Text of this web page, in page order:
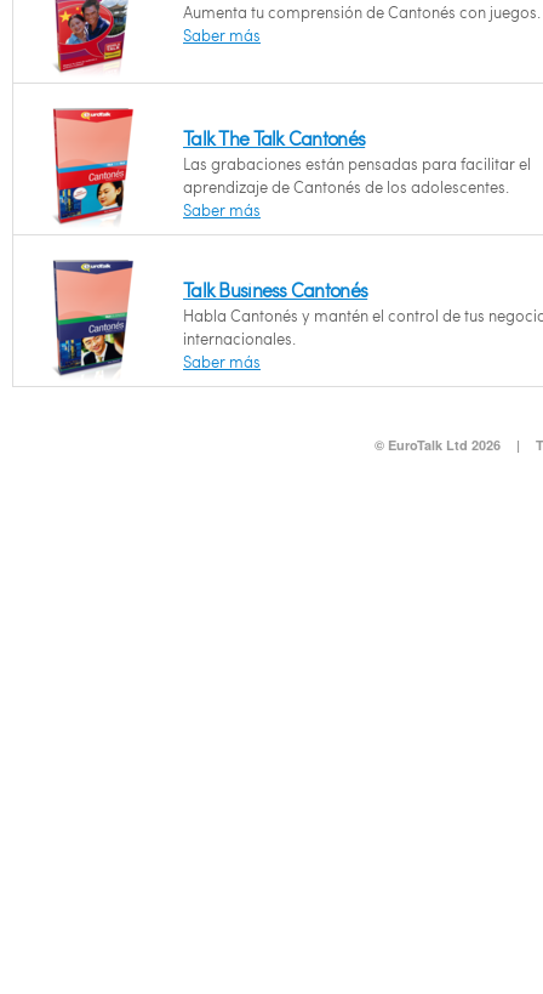
Aumenta tu comprensión de Cantonés con juegos.
Saber más
Talk The Talk Cantonés
Las grabaciones están pensadas para facilitar el
aprendizaje de Cantonés de los adolescentes.
Saber más
Talk Business Cantonés
Habla Cantonés y mantén el control de tus
internacionales.
Saber más
© EuroTalk Ltd 2026 |